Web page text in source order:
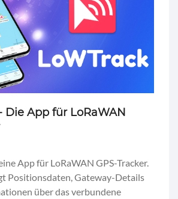
Die App für LoRaWAN
App für LoRaWAN GPS-Tracker.
Positionsdaten, Gateway-Details
über das verbundene